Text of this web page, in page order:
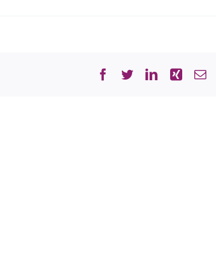
Facebook
TwitterLinkedIn
XingE-